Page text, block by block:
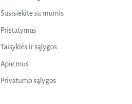
Susisiekite su mumis
Pristatymas
Taisyklės ir sąlygos
Apie mus
Privatumo sąlygos